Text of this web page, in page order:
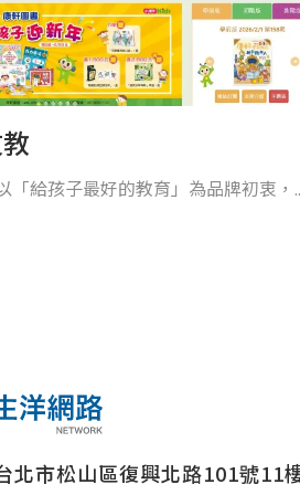
「給孩子最好的教育」為品牌初衷，
北市松山區復興北路101號11